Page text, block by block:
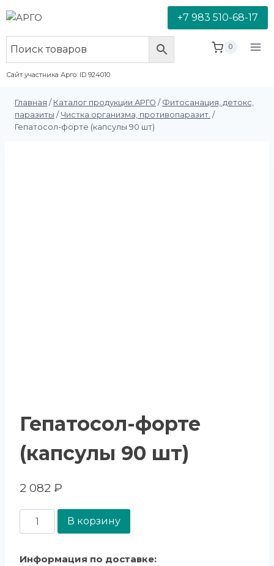
+7 983 510-68-17
Сайт участника Арго: ID 924010
0
Главная / Каталог продукции АРГО / Фитосанация, детокс,
паразиты / Чистка организма, противопаразит. /
Гепатосол-форте (капсулы 90 шт)
Гепатосол-форте
(капсулы 90 шт)
2 082 ₽
В корзину
Информация по доставке: